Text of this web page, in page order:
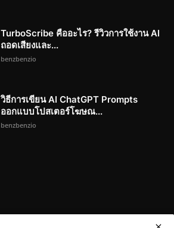
TurboScribe คืออะไร? รีวิวการใช้งาน AI
ถอดเสียงและ...
benzbenzio
วิธีการเขียน AI ChatGPT Prompts
ออกแบบโปสเตอร์โฆษณ...
benzbenzio